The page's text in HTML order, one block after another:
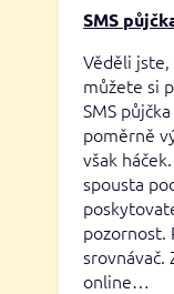
SMS
Věděli jste,
můžete si
SMS
poměrně
však
spousta
pozornost.
srovnávač.
online…